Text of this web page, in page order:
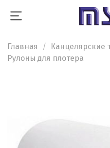
Главная Канцелярские
Рулоны для плотера